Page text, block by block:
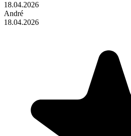
18.04.2026
André
18.04.2026